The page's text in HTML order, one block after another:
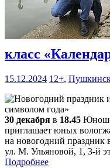
класс
15.12.2024 12+,
30 декабря в 18.45
приглашает юных
на новогодний праздник
ул. М. Ульяновой, 1, 3-й
Подробнее